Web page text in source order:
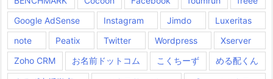
Google AdSense
Instagram Jimdo
Luxeritas
note
Peatix Twitter Wordpress
Xserver
Zoho CRM
お名前ドットコム こくちーず める配くん